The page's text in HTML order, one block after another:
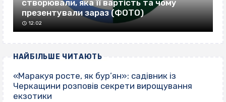
створювали, яка її вартість та чому
презентували зараз (ФОТО)
12:02
НАЙБІЛЬШЕ ЧИТАЮТЬ
«Маракуя росте, як бур’ян»: садівник із
Черкащини розповів секрети вирощування
екзотики